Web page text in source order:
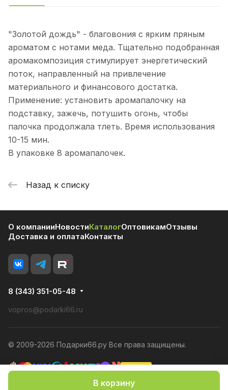
В корзину
"Золотой дождь" - благовония с ярким пряным
ароматом с нотами меда. Тщательно подобранная
аромакомпозиция стимулирует энергетический
поток, направленный на привлечение
материального и финансового достатка.
Применение: установить аромапалочку на
подставку, зажечь, потушить огонь, чтобы
палочка продолжала тлеть. Время использования
10-15 мин.
В упаковке 8 аромапалочек.
Назад к списку
О компанииНовостиКаталогОптовикамОтзывы
Доставка и оплатаКонтакты
8 (343) 351-05-48
vopros@podarki66.ru
© 2009-2026 Подарки66.ру Все права защищены.